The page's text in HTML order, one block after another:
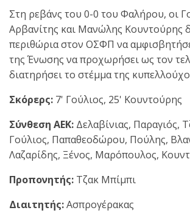
Στη ρεβάνς του 0-0 του Φαλήρου, οι
Αρβανίτης και Μανώλης Κουντούρης
περιθώρια στον ΟΣΦΠ να
της Ένωσης να προχωρήσει ως τον
διατηρήσει το στέμμα της
Σκόρερς: 7' Γούλιος, 25' Κουντούρης
Σύνθεση ΑΕΚ: Δελαβίνιας, Παραγιός,
Γούλιος, Παπαθεοδώρου, Πούλης,
Λαζαρίδης, Ξένος, Μαρόπουλος,
Προπονητής: Τζακ Μπίμπι
Διαιτητής:Ασπρογέρακας